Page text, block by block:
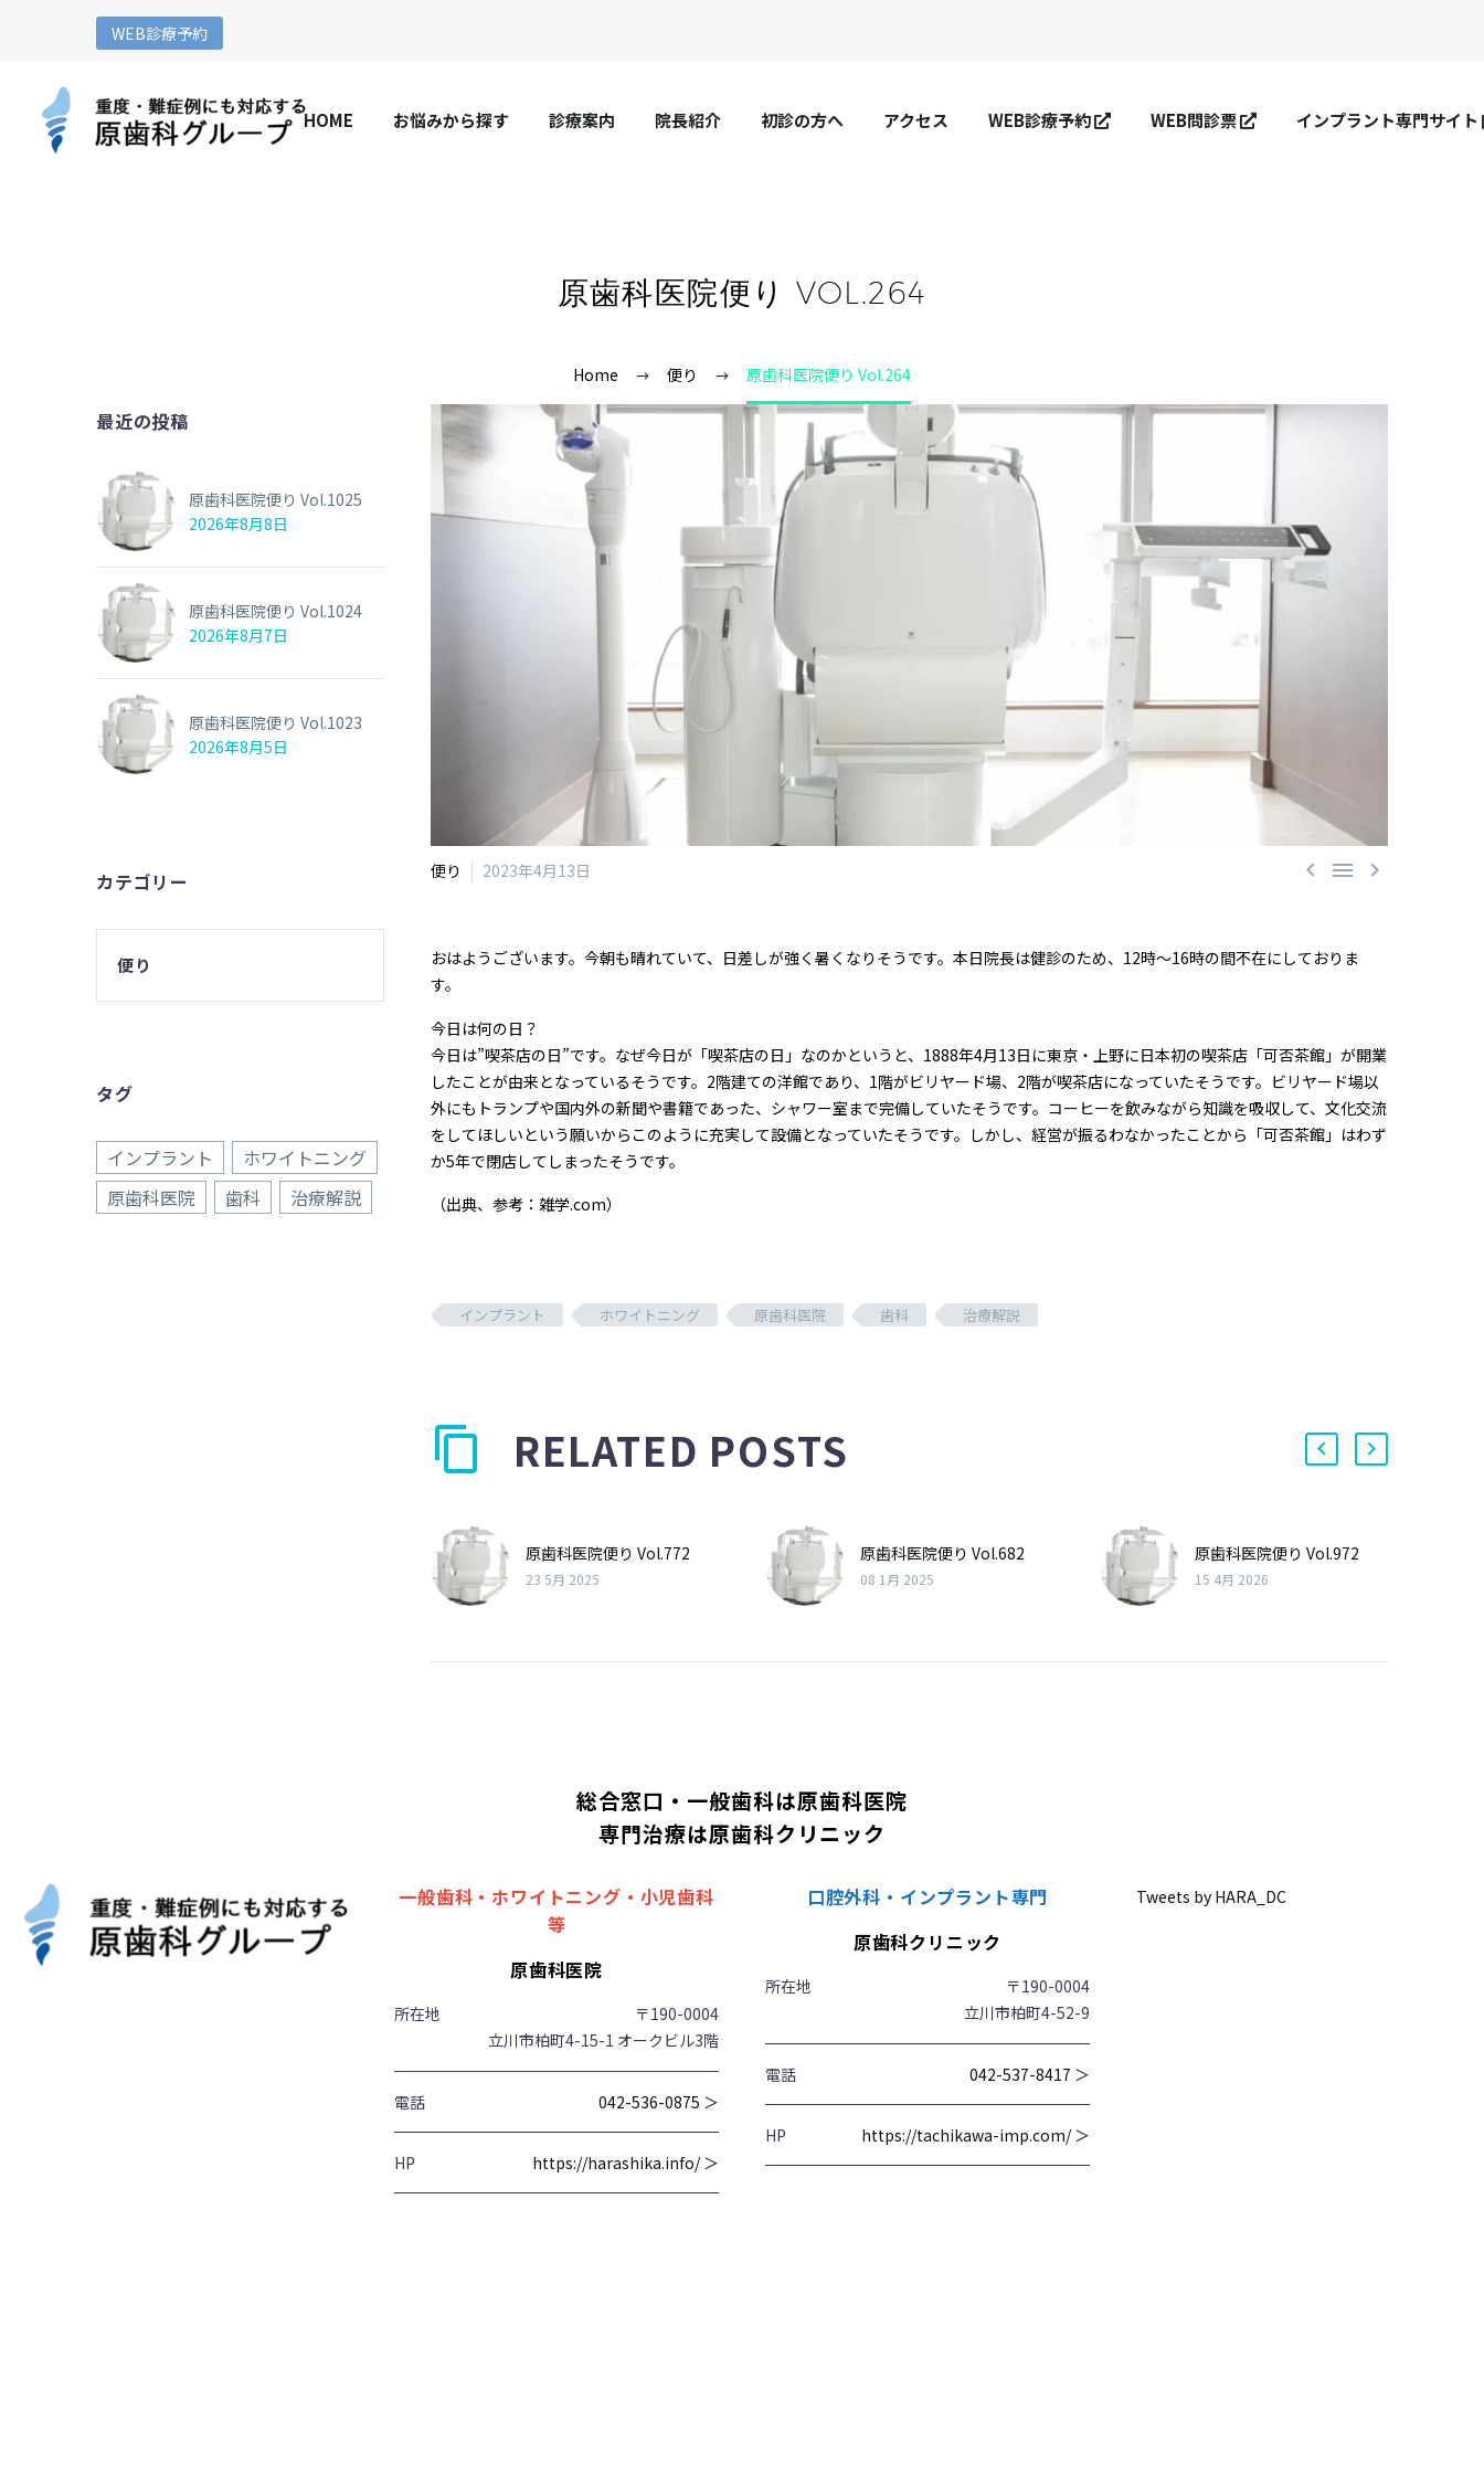
WEB診療予約
HOME お悩みから探す 診療案内 院長紹介 初診の方へ アクセス WEB診療予約 WEB問診票 インプラント専門サイト
原歯科医院便り VOL.264
Home 便り 原歯科医院便り Vol.264
  
便り 2023年4月13日
おはようございます。今朝も晴れていて、日差しが強く暑くなりそうです。本日院長は健診のため、12時～16時の間不在にしておりま
す。
今日は何の日？
今日は”喫茶店の日”です。なぜ今日が「喫茶店の日」なのかというと、1888年4月13日に東京・上野に日本初の喫茶店「可否茶館」が開業
したことが由来となっているそうです。2階建ての洋館であり、1階がビリヤード場、2階が喫茶店になっていたそうです。ビリヤード場以
外にもトランプや国内外の新聞や書籍であった、シャワー室まで完備していたそうです。コーヒーを飲みながら知識を吸収して、文化交流
をしてほしいという願いからこのように充実して設備となっていたそうです。しかし、経営が振るわなかったことから「可否茶館」はわず
か5年で閉店してしまったそうです。
（出典、参考：雑学.com）
インプラント ホワイトニング 原歯科医院 歯科 治療解説
RELATED POSTS
原歯科医院便り Vol.772
23 5月 2025
原歯科医院便り Vol.682
08 1月 2025
原歯科医院便り Vol.972
15 4月 2026
最近の投稿
原歯科医院便り Vol.1025
2026年8月8日
原歯科医院便り Vol.1024
2026年8月7日
原歯科医院便り Vol.1023
2026年8月5日
カテゴリー
便り
タグ
インプラント
ホワイトニング
原歯科医院
歯科 治療解説
総合窓口・一般歯科は原歯科医院
専門治療は原歯科クリニック
一般歯科・ホワイトニング・小児歯科
等
原歯科医院
所在地
〒190-0004
立川市柏町4-15-1 オークビル3階
電話 042-536-0875 ＞
HP https://harashika.info/ ＞
口腔外科・インプラント専門
原歯科クリニック
所在地
〒190-0004
立川市柏町4-52-9
電話 042-537-8417 ＞
HP https://tachikawa-imp.com/ ＞
Tweets by HARA_DC